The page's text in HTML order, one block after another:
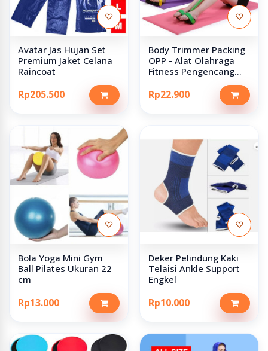
♡
Avatar Jas Hujan Set
Premium Jaket Celana
Raincoat
Rp205.500
♡
Body Trimmer Packing
OPP - Alat Olahraga
Fitness Pengencang
Rp22.900
♡
Bola Yoga Mini Gym
Ball Pilates Ukuran 22
cm
Rp13.000
♡
Deker Pelindung Kaki
Telaisi Ankle Support
Engkel
Rp10.000